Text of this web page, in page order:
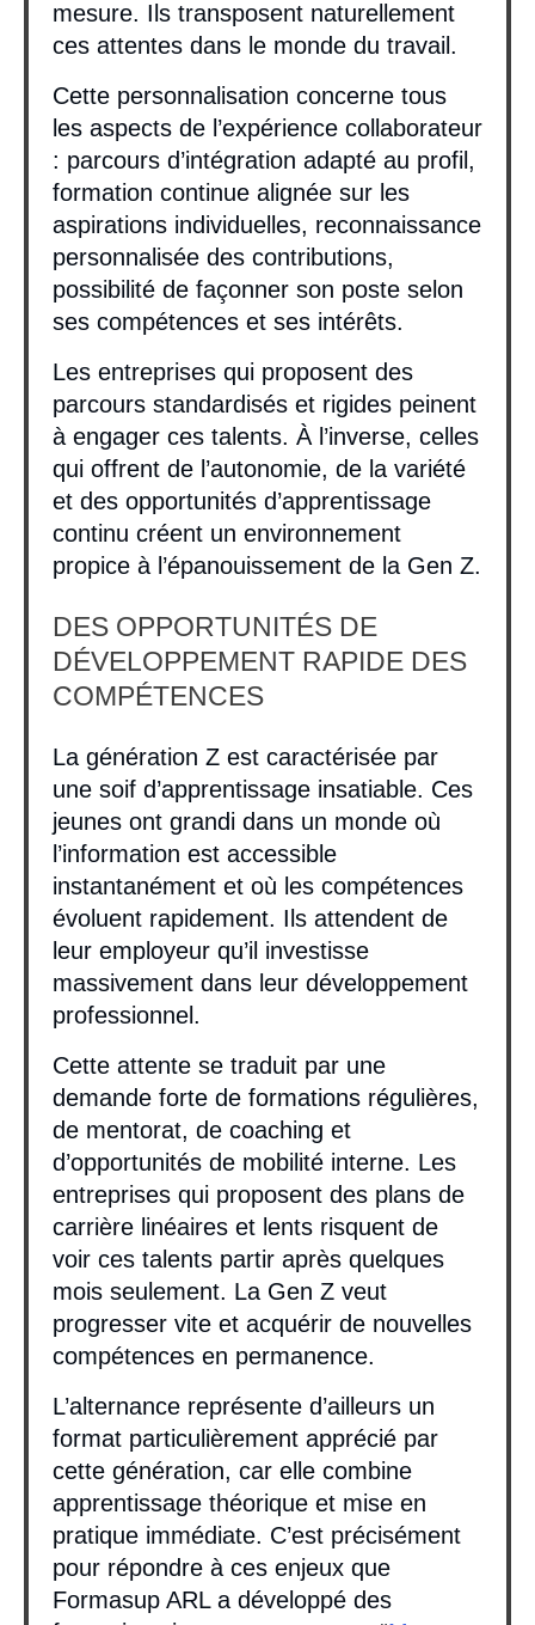
mesure. Ils transposent naturellement
ces attentes dans le monde du travail.
Cette personnalisation concerne tous
les aspects de l’expérience collaborateur
: parcours d’intégration adapté au profil,
formation continue alignée sur les
aspirations individuelles, reconnaissance
personnalisée des contributions,
possibilité de façonner son poste selon
ses compétences et ses intérêts.
Les entreprises qui proposent des
parcours standardisés et rigides peinent
à engager ces talents. À l’inverse, celles
qui offrent de l’autonomie, de la variété
et des opportunités d’apprentissage
continu créent un environnement
propice à l’épanouissement de la Gen Z.
DES OPPORTUNITÉS DE
DÉVELOPPEMENT RAPIDE DES
COMPÉTENCES
La génération Z est caractérisée par
une soif d’apprentissage insatiable. Ces
jeunes ont grandi dans un monde où
l’information est accessible
instantanément et où les compétences
évoluent rapidement. Ils attendent de
leur employeur qu’il investisse
massivement dans leur développement
professionnel.
Cette attente se traduit par une
demande forte de formations régulières,
de mentorat, de coaching et
d’opportunités de mobilité interne. Les
entreprises qui proposent des plans de
carrière linéaires et lents risquent de
voir ces talents partir après quelques
mois seulement. La Gen Z veut
progresser vite et acquérir de nouvelles
compétences en permanence.
L’alternance représente d’ailleurs un
format particulièrement apprécié par
cette génération, car elle combine
apprentissage théorique et mise en
pratique immédiate. C’est précisément
pour répondre à ces enjeux que
Formasup ARL a développé des